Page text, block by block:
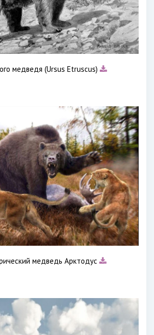
медведя (Ursus Etruscus)
медведь Арктодус